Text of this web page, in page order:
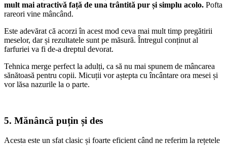
mult mai atractivă față de una trântită pur și simplu acolo. Pofta
rareori vine mâncând.
Este adevărat că acorzi în acest mod ceva mai mult timp pregătirii
meselor, dar și rezultatele sunt pe măsură. Întregul conținut al
farfuriei va fi de-a dreptul devorat.
Tehnica merge perfect la adulți, ca să nu mai spunem de mâncarea
sănătoasă pentru copii. Micuții vor aștepta cu încântare ora mesei și
vor lăsa nazurile la o parte.
5. Mănâncă puțin și des
Acesta este un sfat clasic și foarte eficient când ne referim la rețetele